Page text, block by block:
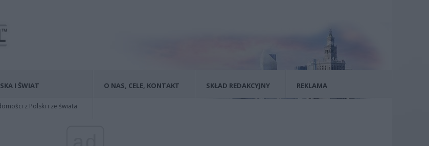
I ŚWIAT
z Polski i ze świata
O NAS, CELE, KONTAKT SKŁAD REDAKCYJNY REKLAMA